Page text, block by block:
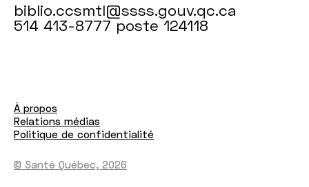
biblio.ccsmtl@ssss.gouv.qc.ca
514 413-8777 poste 124118
© Santé Québec, 2026
À propos
Relations médias
Politique de confidentialité